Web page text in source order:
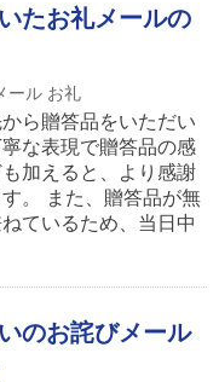
たお礼メールの
ール お礼
ら贈答品をいただい
な表現で贈答品の感
加えると、より感謝
。 また、贈答品が無
ているため、当日中
のお詫びメール